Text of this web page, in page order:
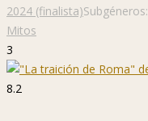
2024 (finalista)Subgéneros:
Mitos
3
8.2